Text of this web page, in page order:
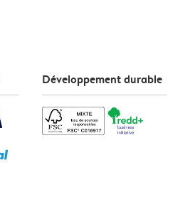
Développement durable